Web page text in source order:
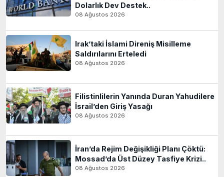
Dolarlık Dev Destek..
08 Ağustos 2026
Irak’taki İslami Direniş Misilleme
Saldırılarını Erteledi
08 Ağustos 2026
Filistinlilerin Yanında Duran Yahudilere
İsrail’den Giriş Yasağı
08 Ağustos 2026
İran’da Rejim Değişikliği Planı Çöktü:
Mossad’da Üst Düzey Tasfiye Krizi..
08 Ağustos 2026